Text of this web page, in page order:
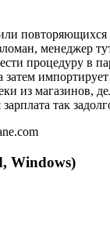
повторяющихся
менеджер
процедуру в
из магазинов,
так
Windows)